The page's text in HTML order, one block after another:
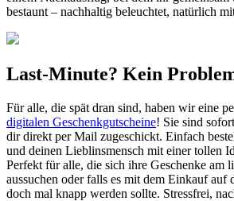
bestaunt – nachhaltig beleuchtet, natürlich
Last-Minute? Kein
Für alle, die spät dran sind, haben wir eine
digitalen Geschenkgutscheine! Sie sind
dir direkt per Mail zugeschickt. Einfach
und deinen Lieblinsmensch mit einer tollen
Perfekt für alle, die sich ihre Geschenke am
aussuchen oder falls es mit dem Einkauf auf
doch mal knapp werden sollte. Stressfrei,